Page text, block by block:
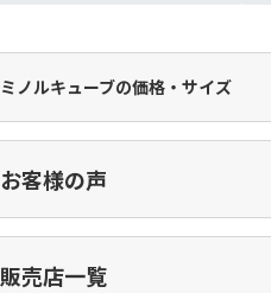
ミノルキューブの価格・サイズ
お客様の声
販売店一覧